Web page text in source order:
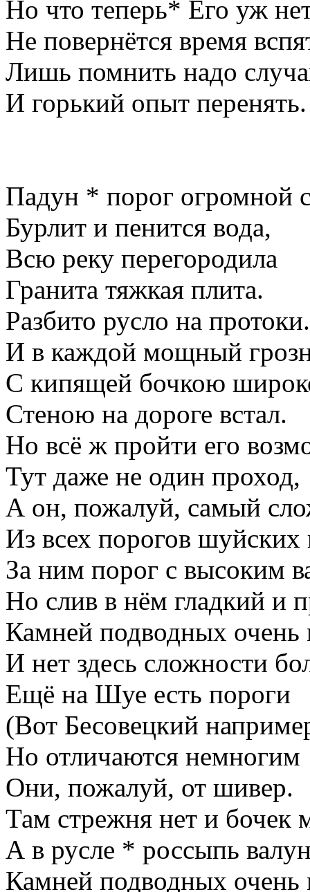
Но что теперь* Его уж
Не повернётся время
Лишь помнить надо
И горький опыт перенять.
Падун * порог огромной
Бурлит и пенится вода,
Всю реку перегородила
Гранита тяжкая плита.
Разбито русло на протоки.
И в каждой мощный
С кипящей бочкою
Стеною на дороге встал.
Но всё ж пройти его
Тут даже не один проход,
А он, пожалуй, самый
Из всех порогов шуйских
За ним порог с высоким
Но слив в нём гладкий и
Камней подводных очень
И нет здесь сложности
Ещё на Шуе есть пороги
(Вот Бесовецкий
Но отличаются немногим
Они, пожалуй, от шивер.
Там стрежня нет и бочек
А в русле * россыпь
Камней подводных очень